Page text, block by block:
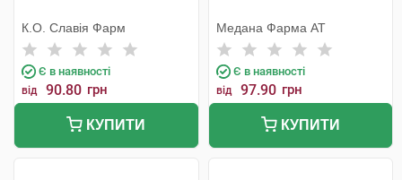
К.О. Славія Фарм
Є в наявності
від 90.80 грн
КУПИТИ
Медана Фарма АТ
Є в наявності
від 97.90 грн
КУПИТИ